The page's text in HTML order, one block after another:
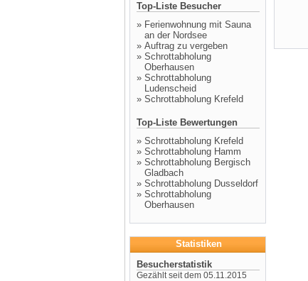
Top-Liste Besucher
» Ferienwohnung mit Sauna
an der Nordsee
» Auftrag zu vergeben
» Schrottabholung
Oberhausen
» Schrottabholung
Ludenscheid
» Schrottabholung Krefeld
Top-Liste Bewertungen
» Schrottabholung Krefeld
» Schrottabholung Hamm
» Schrottabholung Bergisch
Gladbach
» Schrottabholung Dusseldorf
» Schrottabholung
Oberhausen
Statistiken
Besucherstatistik
Gezählt seit dem 05.11.2015